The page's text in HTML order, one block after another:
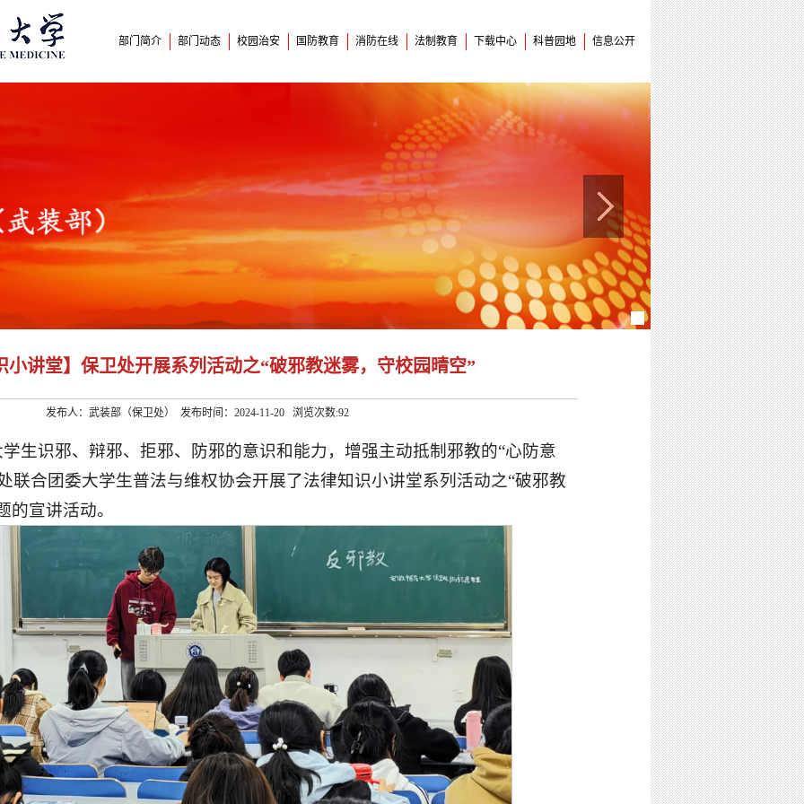
部门简介 部门动态 校园治安 国防教育 消防在线 法制教育 下载中心 科普园地 信息公开
小讲堂】保卫处开展系列活动之“破邪教迷雾，守校园晴空”
发布人：武装部（保卫处） 发布时间：2024-11-20 浏览次数:92
生识邪、辩邪、拒邪、防邪的意识和能力，增强主动抵制邪教的“心防意
联合团委大学生普法与维权协会开展了法律知识小讲堂系列活动之“破邪教
的宣讲活动。